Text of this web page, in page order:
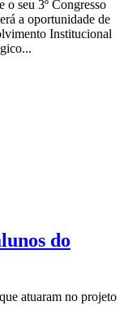
seu 3º Congresso
a oportunidade de
Institucional
do
atuaram no projeto